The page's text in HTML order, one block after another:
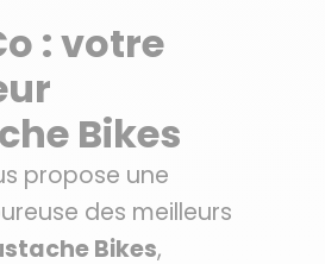
: votre
Bikes
propose une
des meilleurs
Bikes,